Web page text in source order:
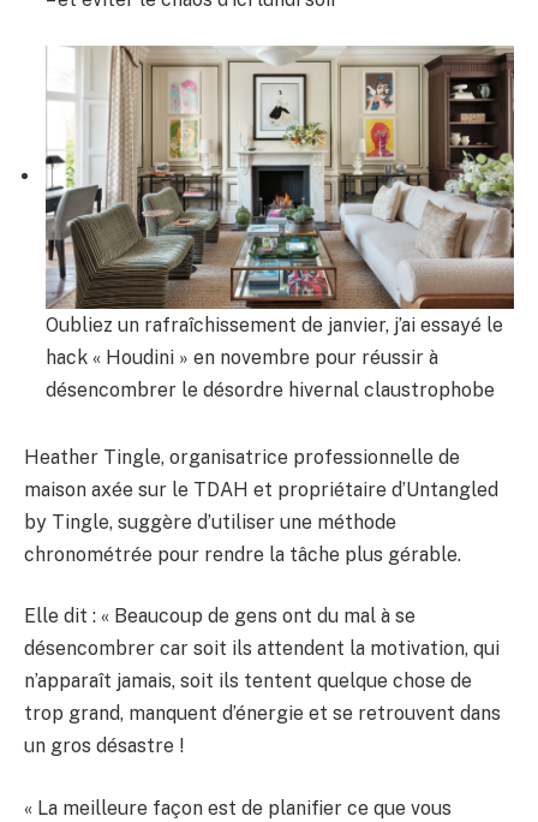
Oubliez un rafraîchissement de janvier, j’ai essayé le
hack « Houdini » en novembre pour réussir à
désencombrer le désordre hivernal claustrophobe
Heather Tingle, organisatrice professionnelle de
maison axée sur le TDAH et propriétaire d’Untangled
by Tingle, suggère d’utiliser une méthode
chronométrée pour rendre la tâche plus gérable.
Elle dit : « Beaucoup de gens ont du mal à se
désencombrer car soit ils attendent la motivation, qui
n’apparaît jamais, soit ils tentent quelque chose de
trop grand, manquent d’énergie et se retrouvent dans
un gros désastre !
« La meilleure façon est de planifier ce que vous